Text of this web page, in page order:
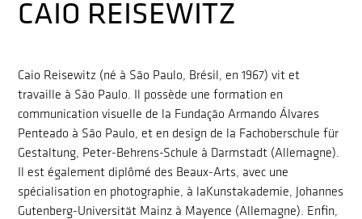
CAIO REISEWITZ
Caio Reisewitz (né à São Paulo, Brésil, en 1967) vit et
travaille à São Paulo. Il possède une formation en
communication visuelle de la Fundação Armando Álvares
Penteado à São Paulo, et en design de la Fachoberschule für
Gestaltung, Peter-Behrens-Schule à Darmstadt (Allemagne).
Il est également diplômé des Beaux-Arts, avec une
spécialisation en photographie, à laKunstakademie, Johannes
Gutenberg-Universität Mainz à Mayence (Allemagne). Enfin,